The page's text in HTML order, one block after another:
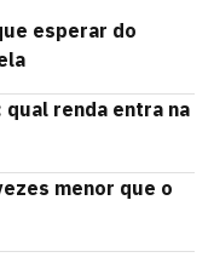
esperar do
renda entra na
menor que o